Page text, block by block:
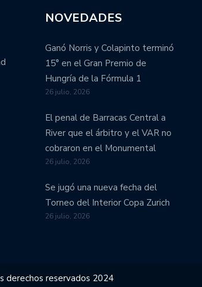
NOVEDADES
Ganó Norris y Colapinto terminó
15° en el Gran Premio de
Hungría de la Fórmula 1
26 julio, 2026
El penal de Barracas Central a
River que el árbitro y el VAR no
cobraron en el Monumental
26 julio, 2026
Se jugó una nueva fecha del
Torneo del Interior Copa Zurich
26 julio, 2026
derechos reservados 2024